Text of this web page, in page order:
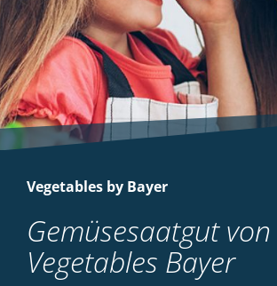
Vegetables by Bayer
Gemüsesaatgut von
Vegetables Bayer